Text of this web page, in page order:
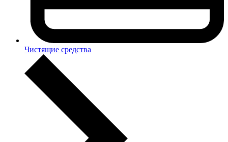
Чистящие средства